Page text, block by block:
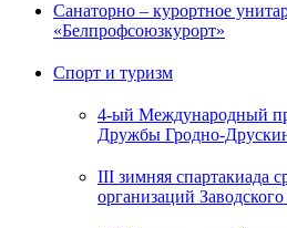
Санаторно – курортное
«Белпрофсоюзкурорт»
Спорт и туризм
4-ый Международный
Дружбы Гродно-
III зимняя спартакиада
организаций